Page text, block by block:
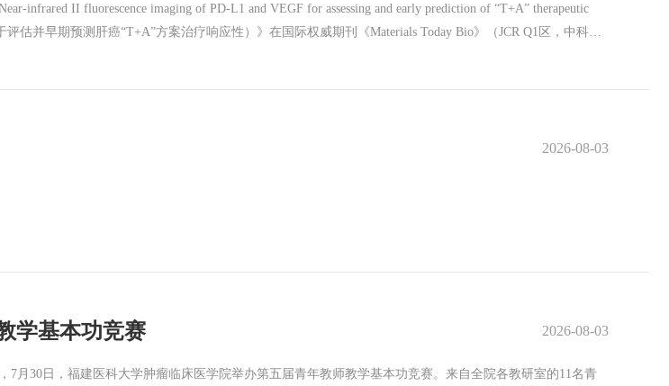
放射性栓塞术（钇90微球放射性介入治疗）、经皮门静脉栓塞术（PVE）、经皮食管胃底曲张静脉栓塞术
+125I粒子条植入术、胆道支架+125I粒子条植入术、射频消融术（RFA）、微波消融术（MWA）、经皮碘
、妇科肿瘤、软组织肉瘤、肿瘤相关血管疾病以及动脉瘤、动脉夹层、外周血管闭塞、动静脉血栓性疾病
压过高。 血压晨峰过高与心梗、脑梗的发生存在一定关联，也是医生调整降压药物使用时间和剂量的重
示血压波动越频繁，可能对心、脑、肾等靶器官产生不利影响。脉率正常范围为60-100次/分，同步反
II fluorescence imaging of PD-L1 and VEGF for assessing and early prediction of “T+A” therapeutic
估并早期预测肝癌“T+A”方案治疗响应性）》在国际权威期刊《Materials Today Bio》（JCR Q1区，中科院1
/审
2026-08-03
学基本功竞赛 2026-08-03
30日，福建医科大学肿瘤临床医学院举办第五届青年教师教学基本功竞赛。来自全院各教研室的11名青